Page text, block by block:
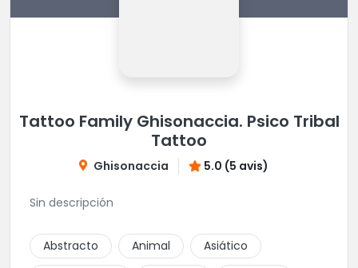
Tattoo Family Ghisonaccia. Psico Tribal
Tattoo
Ghisonaccia 5.0 (5 avis)
Sin descripción
Abstracto Animal
Asiático